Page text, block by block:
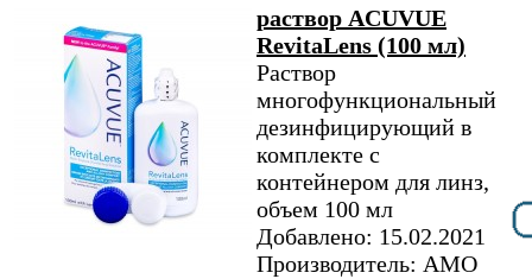
раствор ACUVUE
RevitaLens (100 мл)
Раствор
многофункциональный
дезинфицирующий в
комплекте с
контейнером для линз,
объем 100 мл
Добавлено: 15.02.2021
Производитель: AMO